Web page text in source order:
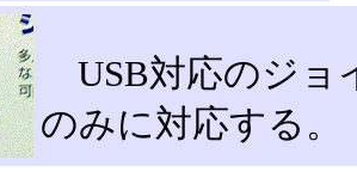
USB対応のジョ
のみに対応する。